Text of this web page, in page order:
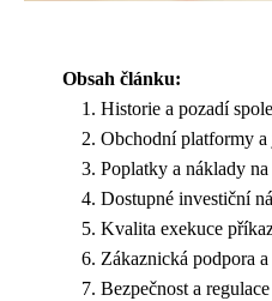
Obsah článku:
Historie a pozadí
Obchodní platformy
Poplatky a náklady
Dostupné investiční
Kvalita exekuce
Zákaznická podpora
Bezpečnost a